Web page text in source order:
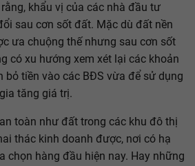
khẩu vị của các nhà đầu tư
sau cơn sốt đất. Mặc dù đất nền
ưa chuộng thế nhưng sau cơn sốt
có xu hướng xem xét lại các khoản
bỏ tiền vào các BĐS vừa để sử dụng
tăng giá trị.
toàn như đất trong các khu đô thị
thác kinh doanh được, nơi có hạ
chọn hàng đầu hiện nay. Hay những